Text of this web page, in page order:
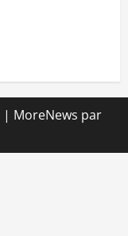
| MoreNews par